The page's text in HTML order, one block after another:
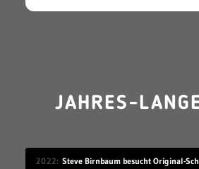
JAHRES-
2022